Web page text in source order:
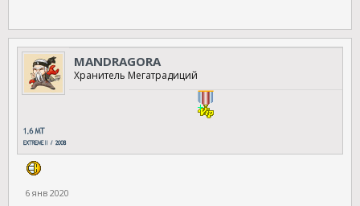
адекватной работе) кикдауна.
Что делать? Уже 2 дня пытаюсь поставить авто на ход, но
пока безуспешно.MANDRAGORA
Хранитель Мегатрадиций
6 янв 2020